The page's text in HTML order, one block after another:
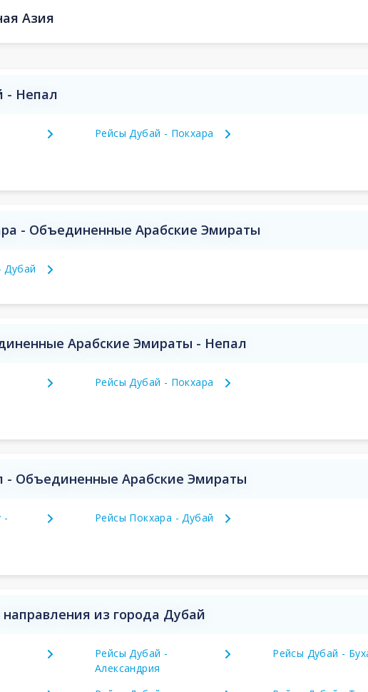
Азия
- Непал
Рейсы Дубай - Покхара
- Объединенные Арабские Эмираты
Дубай
Арабские Эмираты - Непал
Рейсы Дубай - Покхара
- Объединенные Арабские Эмираты
-
Рейсы Покхара - Дубай
из города Дубай
Рейсы Дубай -
Александрия
Рейсы Дубай -